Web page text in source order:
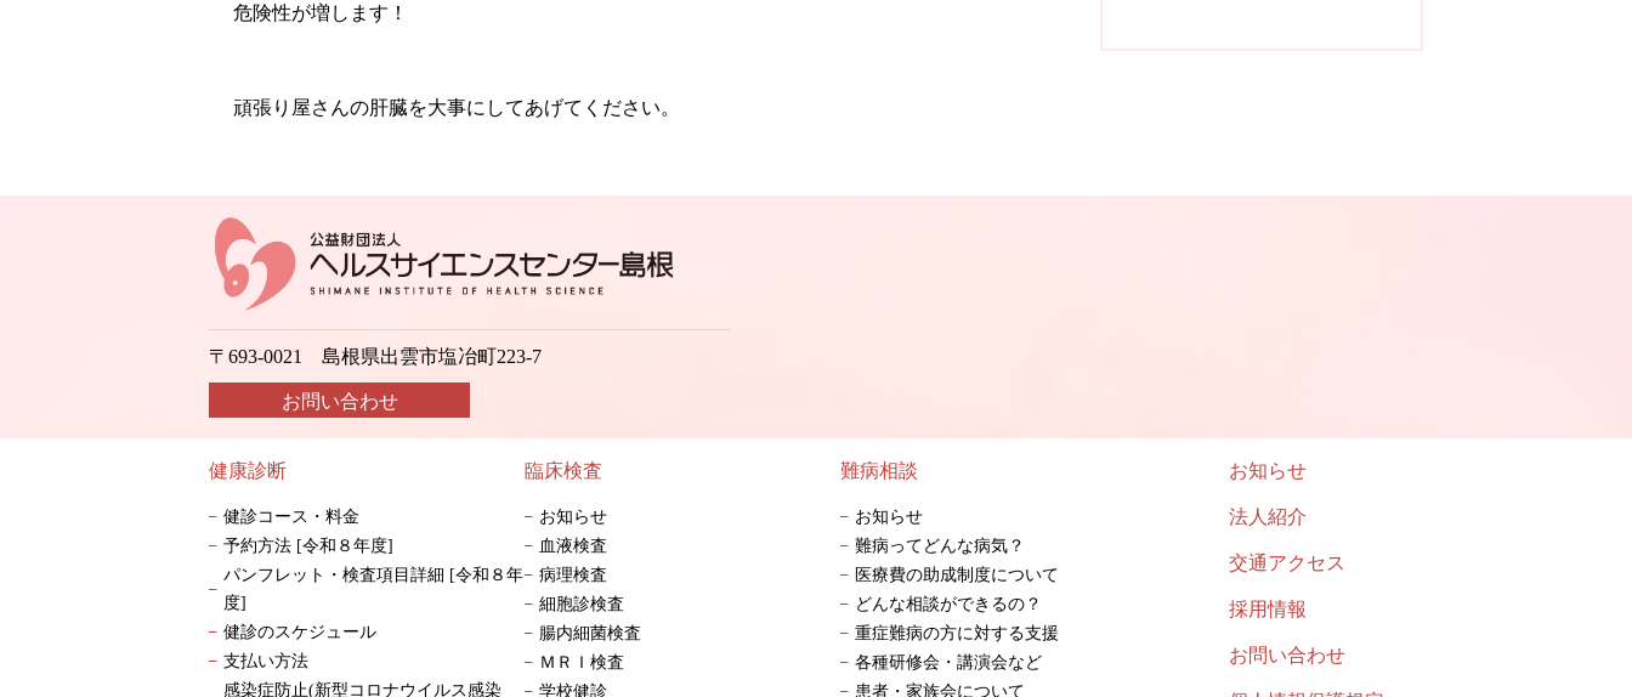
危険性が増します！
頑張り屋さんの肝臓を大事にしてあげてください。
〒693-0021 島根県出雲市塩冶町223-7
お問い合わせ
健康診断
健診コース・料金
予約方法 [令和８年度]
パンフレット・検査項目詳細 [令和８年
度]
健診のスケジュール
支払い方法
感染症防止(新型コロナウイルス感染
臨床検査
お知らせ
血液検査
病理検査
細胞診検査
腸内細菌検査
ＭＲＩ検査
学校健診
難病相談
お知らせ
難病ってどんな病気？
医療費の助成制度について
どんな相談ができるの？
重症難病の方に対する支援
各種研修会・講演会など
患者・家族会について
お知らせ
法人紹介
交通アクセス
採用情報
お問い合わせ